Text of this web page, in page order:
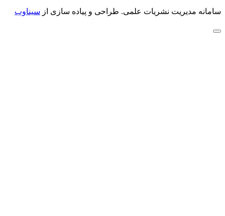
سامانه مدیریت نشریات علمی. طراحی و پیاده سازی از سیناوب